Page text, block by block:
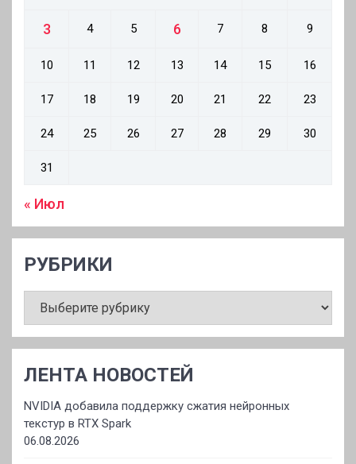
3 4 5 6 7 8 9
10 11 12 13 14 15 16
17 18 19 20 21 22 23
24 25 26 27 28 29 30
31
« Июл
РУБРИКИ
ЛЕНТА НОВОСТЕЙ
NVIDIA добавила поддержку сжатия нейронных
текстур в RTX Spark
06.08.2026